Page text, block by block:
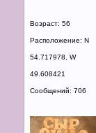
Возраст: 56
Расположение: N
54.717978, W
49.608421
Сообщений: 706